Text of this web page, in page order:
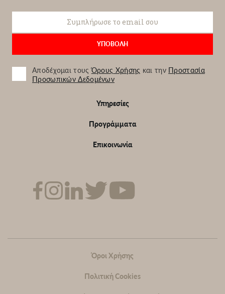
Αποδέχομαι τουςΌρους Χρήσης και την Προστασία
Προσωπικών Δεδομένων
Footer
Υπηρεσίες
Προγράμματα
Επικοινωνία
Sub-
Όροι Χρήσης
Πολιτική Cookies